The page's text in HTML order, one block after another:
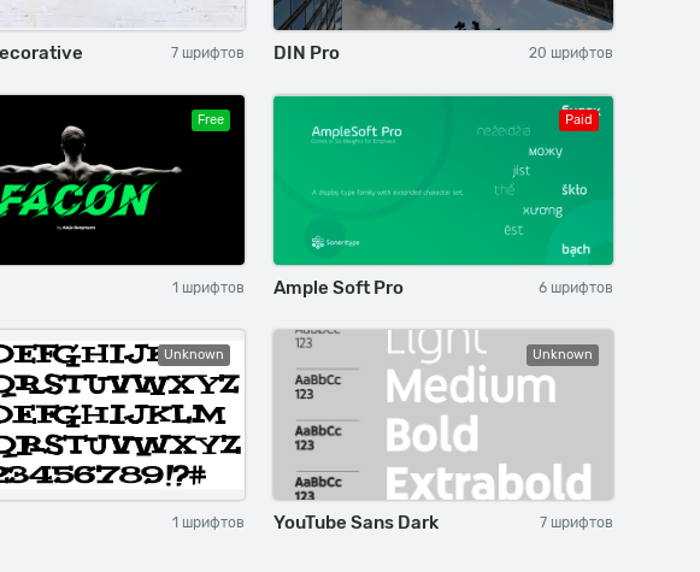
7 шрифтов DIN Pro 20 шрифтов
Free
1 шрифтов
Paid
Ample Soft Pro 6 шрифтов
Unknown
1 шрифтов
Unknown
YouTube Sans Dark 7 шрифтов